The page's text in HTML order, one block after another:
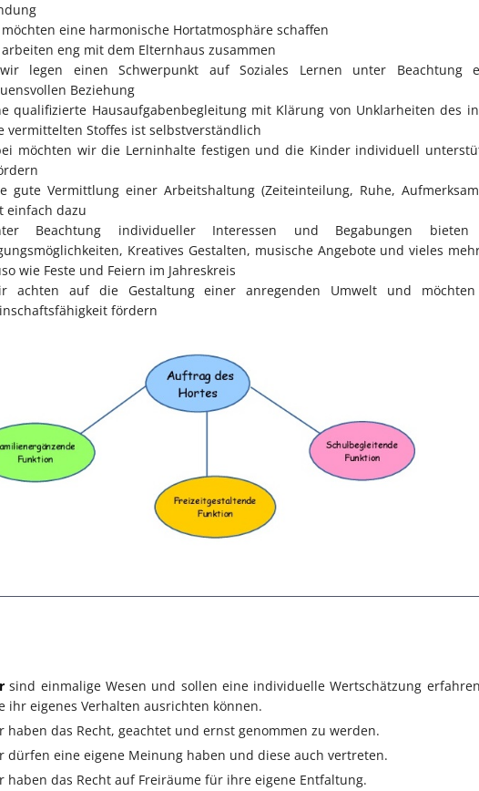
eine harmonische Hortatmosphäre schaffen
eng mit dem Elternhaus zusammen
einen Schwerpunkt auf Soziales Lernen unter Beachtung
Beziehung
qualifizierte Hausaufgabenbegleitung mit Klärung von Unklarheiten des
vermittelten Stoffes ist selbstverständlich
möchten wir die Lerninhalte festigen und die Kinder individuell
gute Vermittlung einer Arbeitshaltung (Zeiteinteilung, Ruhe,
einfach dazu
Beachtung individueller Interessen und Begabungen
Kreatives Gestalten, musische Angebote und vieles
wie Feste und Feiern im Jahreskreis
auf die Gestaltung einer anregenden Umwelt und
fördern
sind einmalige Wesen und sollen eine individuelle Wertschätzung
ihr eigenes Verhalten ausrichten können.
haben das Recht, geachtet und ernst genommen zu werden.
dürfen eine eigene Meinung haben und diese auch vertreten.
haben das Recht auf Freiräume für ihre eigene Entfaltung.